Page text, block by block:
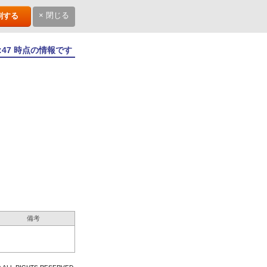
する × 閉じる
時点の情報です
備考